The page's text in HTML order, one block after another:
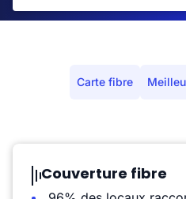
Carte fibre
Couverture fibre